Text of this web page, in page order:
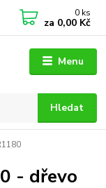
Menu
Hledat
0 ks
za 0,00 Kč
- dřevo